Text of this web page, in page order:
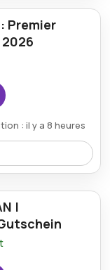
verfügbar
hochwertige
Premier
: il y a 8 heures
sodass
deutlich
können.
|